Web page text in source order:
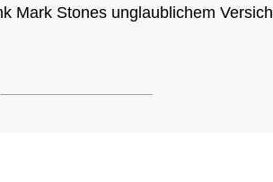
Mark Stones unglaublichem